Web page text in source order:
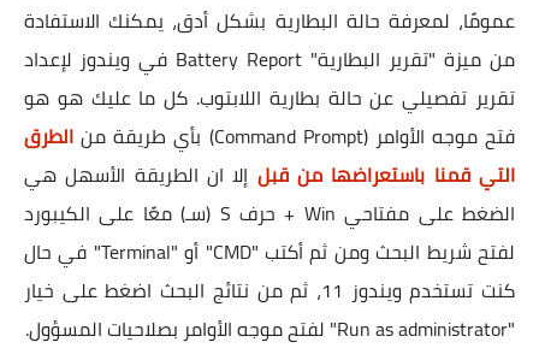
عمومًا، لمعرفة حالة البطارية بشكل أدق، يمكنك الاستفادة
من ميزة "تقرير البطارية" Battery Report في ويندوز لإعداد
تقرير تفصيلي عن حالة بطارية اللابتوب. كل ما عليك هو هو
فتح موجه الأوامر (Command Prompt) بأي طريقة من
الطرق
التي قمنا باستعراضها من قبل إلا ان الطريقة الأسهل هي
الضغط على مفتاحي Win + حرف S (سـ) معًا على الكيبورد
لفتح شريط البحث ومن ثم أكتب "CMD" أو "Terminal" في حال
كنت تستخدم ويندوز 11، ثم من نتائج البحث اضغط على خيار
"Run as administrator" لفتح موجه الأوامر بصلاحيات المسؤول.